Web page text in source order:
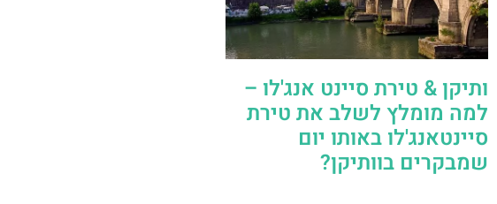
ותיקן & טירת סיינט אנג'לו –
למה מומלץ לשלב את טירת
סיינטאנג'לו באותו יום
שמבקרים בוותיקן?